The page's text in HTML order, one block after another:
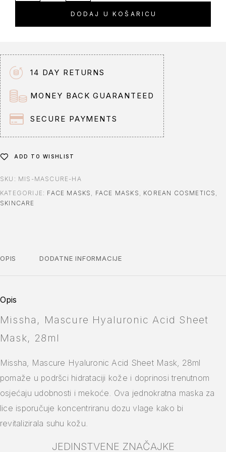
DODAJ U KOŠARICU
a
t
i
v
e
:
14 DAY RETURNS
MONEY BACK GUARANTEED
SECURE PAYMENTS
ADD TO WISHLIST
SKU: MIS-MASCURE-HA
KATEGORIJE: FACE MASKS , FACE MASKS , KOREAN COSMETICS ,
SKINCARE
OPIS DODATNE INFORMACIJE
Opis
Missha, Mascure Hyaluronic Acid Sheet
Mask, 28ml
Missha, Mascure Hyaluronic Acid Sheet Mask, 28ml
pomaže u podršci hidrataciji kože i doprinosi trenutnom
osjećaju udobnosti i mekoće. Ova jednokratna maska za
lice isporučuje koncentriranu dozu vlage kako bi
revitalizirala suhu kožu.
JEDINSTVENE ZNAČAJKE